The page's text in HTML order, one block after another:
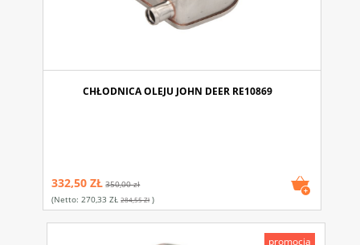
CHŁODNICA OLEJU JOHN DEER RE10869
332,50 ZŁ 350,00 zł
(netto:270,33 ZŁ 284,55 Zł)
promocja